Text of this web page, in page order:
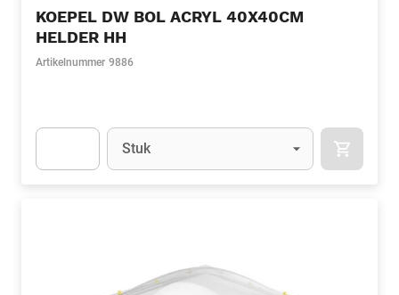
KOEPEL DW BOL ACRYL 40X40CM
HELDER HH
Artikelnummer 9886
Eenheid
Stuk